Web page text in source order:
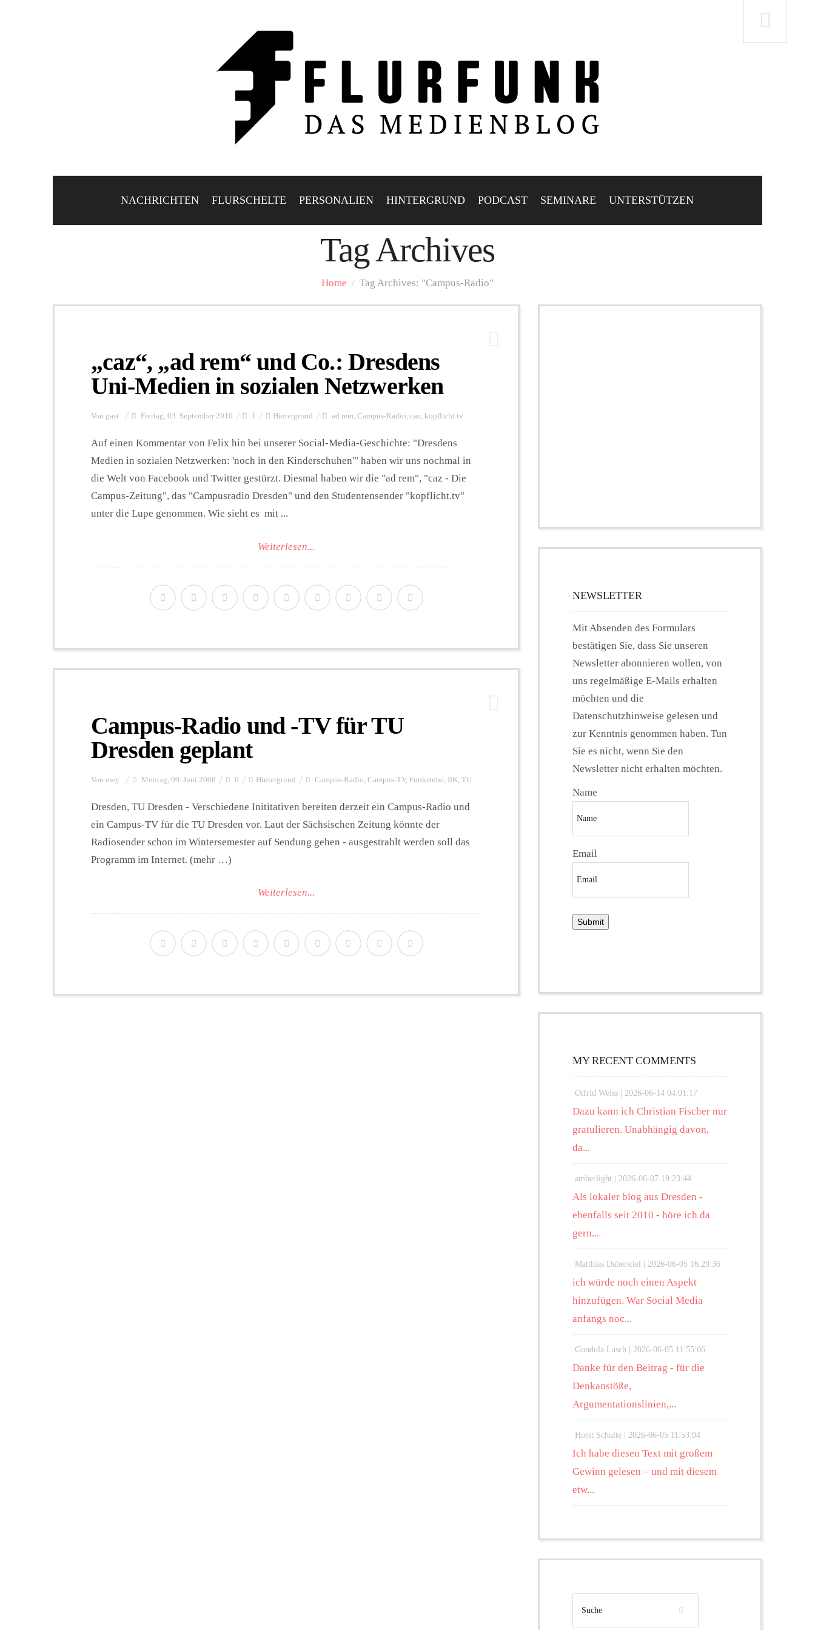
NACHRICHTEN FLURSCHELTE PERSONALIEN HINTERGRUND PODCAST SEMINARE UNTERSTÜTZEN
Tag Archives
Home / Tag Archives: "Campus-Radio"
„caz“, „ad rem“ und Co.: Dresdens
Uni-Medien in sozialen Netzwerken
Von gast Freitag, 03. September 2010 1 Hintergrund ad rem, Campus-Radio, caz, kopflicht.tv
Auf einen Kommentar von Felix hin bei unserer Social-Media-Geschichte: "Dresdens
Medien in sozialen Netzwerken: 'noch in den Kinderschuhen'" haben wir uns nochmal in
die Welt von Facebook und Twitter gestürzt. Diesmal haben wir die "ad rem", "caz - Die
Campus-Zeitung", das "Campusradio Dresden" und den Studentensender "kopflicht.tv"
unter die Lupe genommen. Wie sieht es mit ...
Weiterlesen...
Campus-Radio und -TV für TU
Dresden geplant
Von owy Montag, 09. Juni 2008 0 Hintergrund Campus-Radio Campus-TV, Funkstube IfK TU
Dresden, TU Dresden - Verschiedene Inititativen bereiten derzeit ein Campus-Radio und
ein Campus-TV für die TU Dresden vor. Laut der Sächsischen Zeitung könnte der
Radiosender schon im Wintersemester auf Sendung gehen - ausgestrahlt werden soll das
Programm im Internet. (mehr …)
Weiterlesen...
NEWSLETTER
Mit Absenden des Formulars
bestätigen Sie, dass Sie unseren
Newsletter abonnieren wollen, von
uns regelmäßige E-Mails erhalten
möchten und die
Datenschutzhinweise gelesen und
zur Kenntnis genommen haben. Tun
Sie es nicht, wenn Sie den
Newsletter nicht erhalten möchten.
Name
Email
MY RECENT COMMENTS
Otfrid Weiss | 2026-06-14 04:01:17
Dazu kann ich Christian Fischer nur
gratulieren. Unabhängig davon,
da...
amberlight | 2026-06-07 19:23:44
Als lokaler blog aus Dresden -
ebenfalls seit 2010 - höre ich da
gern...
Matthias Daberstiel | 2026-06-05 16:29:36
ich würde noch einen Aspekt
hinzufügen. War Social Media
anfangs noc...
Gundula Lasch | 2026-06-05 11:55:06
Danke für den Beitrag - für die
Denkanstöße,
Argumentationslinien,...
Horst Schulte | 2026-06-05 11:53:04
Ich habe diesen Text mit großem
Gewinn gelesen – und mit diesem
etw...